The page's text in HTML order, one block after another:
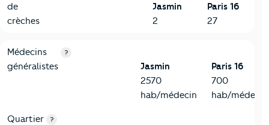
de
crèches
Jasmin
2
Paris 16
27
5-Commerces
Critères Jasmin
Médecins
généralistes
?
Jasmin
2570
hab/médecin
Paris 16
700
hab/médecin
Quartier
?